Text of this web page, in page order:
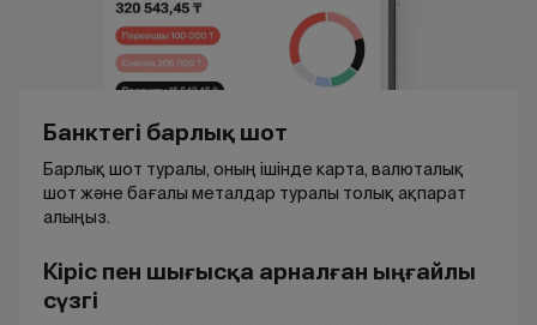
Банктегі барлық шот
Барлық шот туралы, оның ішінде карта, валюталық
шот және бағалы металдар туралы толық ақпарат
алыңыз.
Кіріс пен шығысқа арналған ыңғайлы
сүзгі